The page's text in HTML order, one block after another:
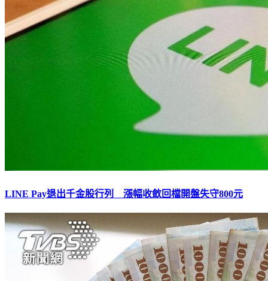
LINE Pay退出千金股行列 漲幅收斂回檔開盤失守800元